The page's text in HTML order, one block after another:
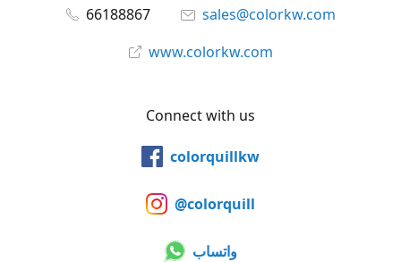
66188867
sales@colorkw.com
www.colorkw.com
Connect with us
colorquillkw
@colorquill
واتساب